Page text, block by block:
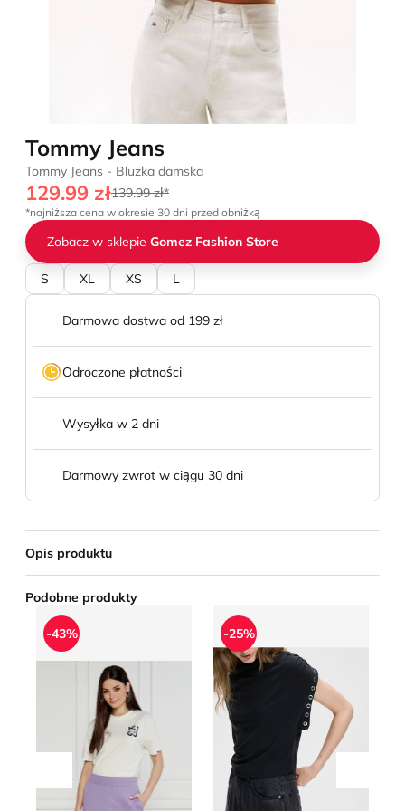
Tommy Jeans
Tommy Jeans - Bluzka damska
129.99 zł139.99 zł*
*najniższa cena w okresie 30 dni przed obniżką
Zobacz w sklepie Gomez Fashion Store
S XL XS L
Darmowa dostwa od 199 zł
Odroczone płatności
Wysyłka w 2 dni
Darmowy zwrot w ciągu 30 dni
Opis produktu
Podobne produkty
Przesuń w lewo
Bluzka damska wiosenna casualowa HUGO
-43%
Bluzka damska casualowa
-25%